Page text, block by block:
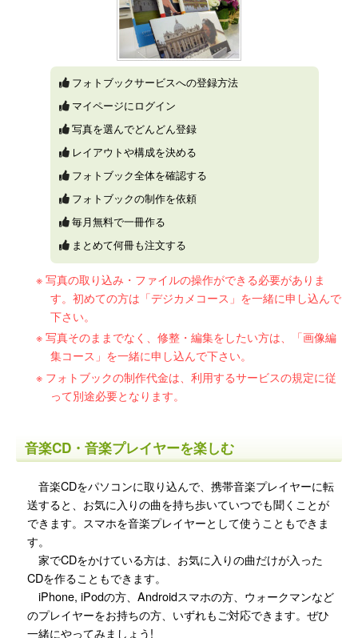
フォトブックサービスへの登録方法
マイページにログイン
写真を選んでどんどん登録
レイアウトや構成を決める
フォトブック全体を確認する
フォトブックの制作を依頼
毎月無料で一冊作る
まとめて何冊も注文する
写真の取り込み・ファイルの操作ができる必要がありま
す。初めての方は「デジカメコース」を一緒に申し込んで
下さい。
写真そのままでなく、修整・編集をしたい方は、「画像編
集コース」を一緒に申し込んで下さい。
フォトブックの制作代金は、利用するサービスの規定に従
って別途必要となります。
音楽CD・音楽プレイヤーを楽しむ
音楽CDをパソコンに取り込んで、携帯音楽プレイヤーに転
送すると、お気に入りの曲を持ち歩いていつでも聞くことが
できます。スマホを音楽プレイヤーとして使うこともできま
す。
家でCDをかけている方は、お気に入りの曲だけが入った
CDを作ることもできます。
iPhone, iPodの方、Androidスマホの方、ウォークマンなど
のプレイヤーをお持ちの方、いずれもご対応できます。ぜひ
一緒にやってみましょう!